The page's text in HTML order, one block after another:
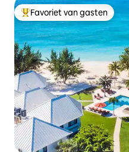
Topfavoriet van gasten
Favoriet van gasten